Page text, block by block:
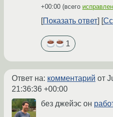
+00:00 (всего
Показать ответ
1
Ответ на: комментарий от
21:36:36 +00:00
без джейэс он